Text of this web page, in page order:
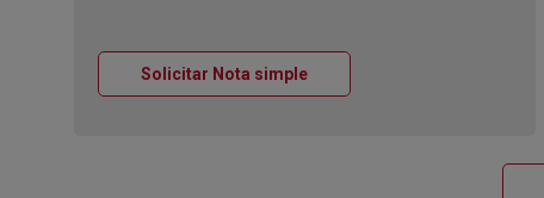
Solicitar Nota simpleVentana nueva